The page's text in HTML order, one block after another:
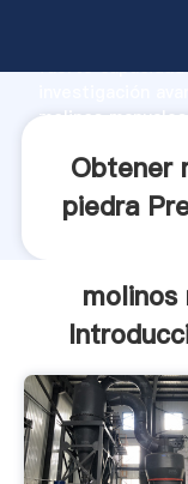
fuerte
molinos
Obtener
piedra
molinos